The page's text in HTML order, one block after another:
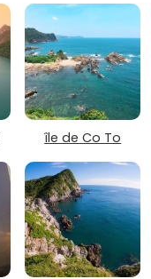
île de Co To